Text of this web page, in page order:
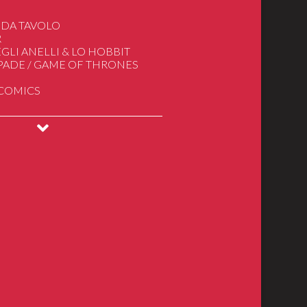
TAVOLO
ANELLI & LO HOBBIT
/ GAME OF THRONES